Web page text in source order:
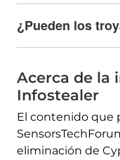
¿Pueden los
Acerca de la
Infostealer
El contenido que
eliminación de